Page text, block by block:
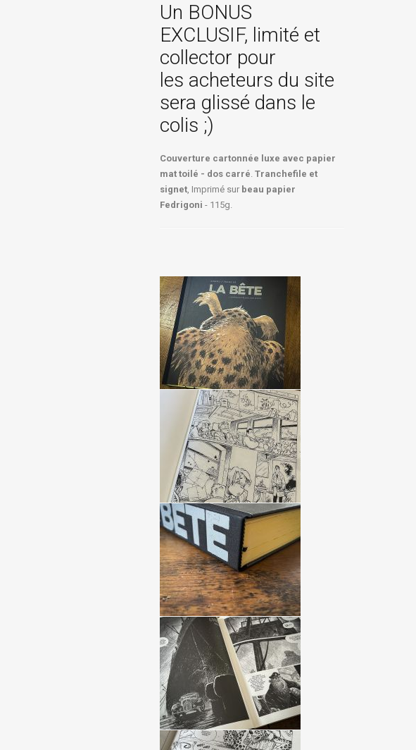
Un BONUS
EXCLUSIF, limité et
collector pour
les acheteurs du site
sera glissé dans le
colis ;)
Couverture cartonnée luxe avec papier
mat toilé - dos carré. Tranchefile et
signet, Imprimé sur beau papier
Fedrigoni - 115g.